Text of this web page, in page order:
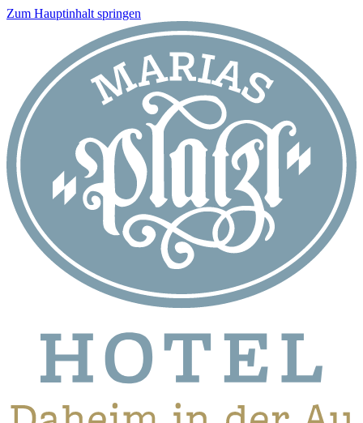
Zum Hauptinhalt springen